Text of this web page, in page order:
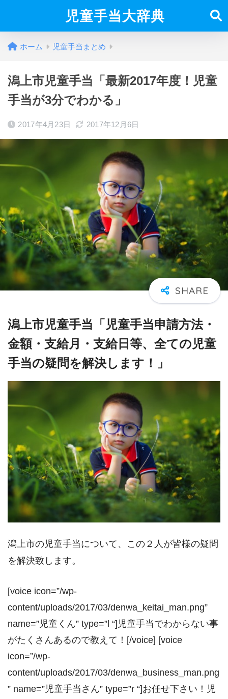
児童手当大辞典
ホーム 児童手当まとめ
潟上市児童手当「最新2017年度！児童
手当が3分でわかる」
2017年4月23日 2017年12月6日
潟上市児童手当「児童手当申請方法・
金額・支給月・支給日等、全ての児童
手当の疑問を解決します！」
潟上市の児童手当について、この２人が皆様の疑問
を解決致します。
[voice icon=”/wp-
content/uploads/2017/03/denwa_keitai_man.png”
name=”児童くん” type=”l “]児童手当でわからない事
がたくさんあるので教えて！[/voice] [voice
icon=”/wp-
content/uploads/2017/03/denwa_business_man.png
” name=”児童手当さん” type=”r “]お任せ下さい！児